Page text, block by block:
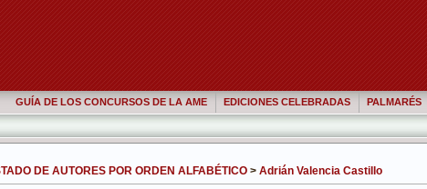
GUÍA DE LOS CONCURSOS DE LA AME EDICIONES CELEBRADAS PALMARÉS
DE AUTORES POR ORDEN ALFABÉTICO > Adrián Valencia Castillo